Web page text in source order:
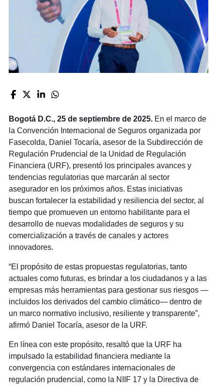
Bogotá D.C., 25 de septiembre de 2025. En el marco de
la Convención Internacional de Seguros organizada por
Fasecolda, Daniel Tocaría, asesor de la Subdirección de
Regulación Prudencial de la Unidad de Regulación
Financiera (URF), presentó los principales avances y
tendencias regulatorias que marcarán al sector
asegurador en los próximos años. Estas iniciativas
buscan fortalecer la estabilidad y resiliencia del sector, al
tiempo que promueven un entorno habilitante para el
desarrollo de nuevas modalidades de seguros y su
comercialización a través de canales y actores
innovadores.
“El propósito de estas propuestas regulatorias, tanto
actuales como futuras, es brindar a los ciudadanos y a las
empresas más herramientas para gestionar sus riesgos —
incluidos los derivados del cambio climático— dentro de
un marco normativo inclusivo, resiliente y transparente”,
afirmó Daniel Tocaría, asesor de la URF.
En línea con este propósito, resaltó que la URF ha
impulsado la estabilidad financiera mediante la
convergencia con estándares internacionales de
regulación prudencial, como la NIIF 17 y la Directiva de